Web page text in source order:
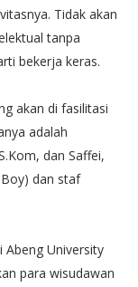
Tidak akan
tanpa
bekerja keras.
akan di fasilitasi
adalah
dan Saffei,
dan staf
Abeng University
para wisudawan